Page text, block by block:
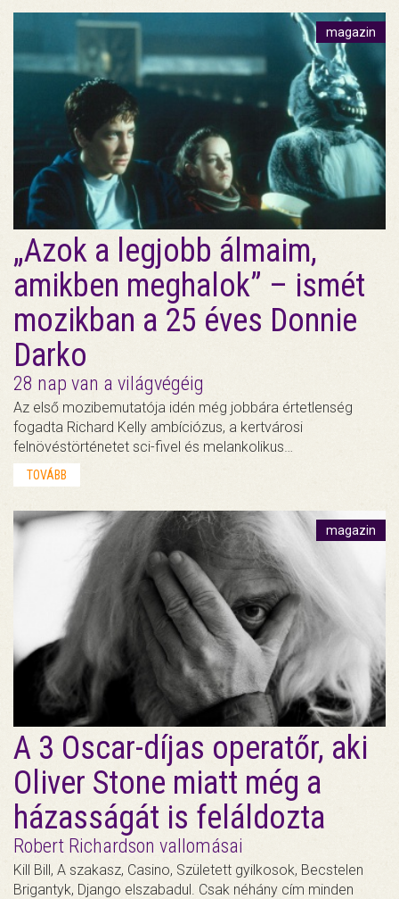
magazin
„Azok a legjobb álmaim,
amikben meghalok” – ismét
mozikban a 25 éves Donnie
Darko
28 nap van a világvégéig
Az első mozibemutatója idén még jobbára értetlenség
fogadta Richard Kelly ambíciózus, a kertvárosi
felnövéstörténetet sci-fivel és melankolikus…
TOVÁBB
magazin
A 3 Oscar-díjas operatőr, aki
Oliver Stone miatt még a
házasságát is feláldozta
Robert Richardson vallomásai
Kill Bill, A szakasz, Casino, Született gyilkosok, Becstelen
Brigantyk, Django elszabadul. Csak néhány cím minden